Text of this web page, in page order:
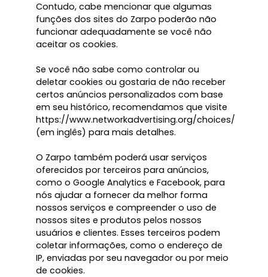
Contudo, cabe mencionar que algumas
funções dos sites do Zarpo poderão não
funcionar adequadamente se você não
aceitar os cookies.
Se você não sabe como controlar ou
deletar cookies ou gostaria de não receber
certos anúncios personalizados com base
em seu histórico, recomendamos que visite
https://www.networkadvertising.org/choices/
(em inglês) para mais detalhes.
O Zarpo também poderá usar serviços
oferecidos por terceiros para anúncios,
como o Google Analytics e Facebook, para
nós ajudar a fornecer da melhor forma
nossos serviços e compreender o uso de
nossos sites e produtos pelos nossos
usuários e clientes. Esses terceiros podem
coletar informações, como o endereço de
IP, enviadas por seu navegador ou por meio
de cookies.